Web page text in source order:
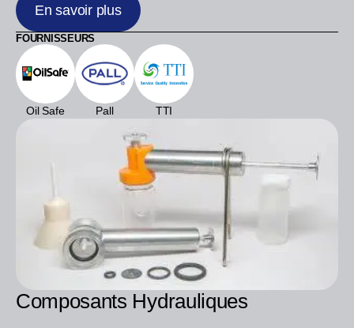
En savoir plus
FOURNISSEURS
Oil Safe Pall TTI
Composants Hydrauliques